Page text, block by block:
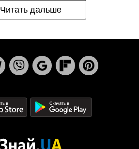
Читать дальше